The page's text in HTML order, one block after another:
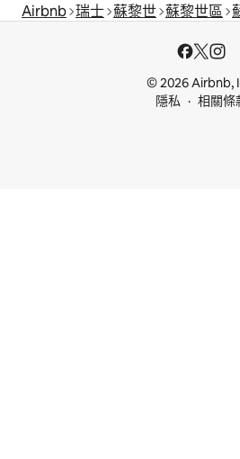
Airbnb 瑞士 蘇黎世 蘇黎世區
© 2026 Airbnb,
隱私
相關條